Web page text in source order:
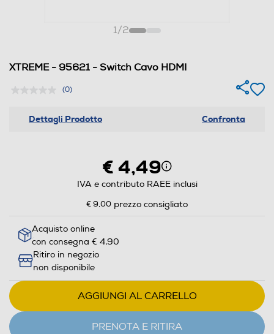
1/2
XTREME - 95621 - Switch Cavo HDMI
(0)
Dettagli Prodotto Confronta
€ 4,49
IVA e contributo RAEE inclusi
€ 9,00 prezzo consigliato
Acquisto online
con consegna € 4,90
Ritiro in negozio
non disponibile
AGGIUNGI AL CARRELLO
PRENOTA E RITIRA